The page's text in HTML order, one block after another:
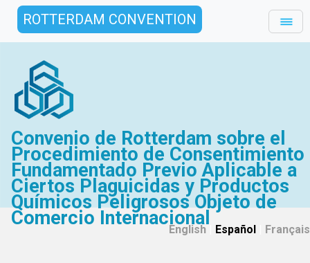
ROTTERDAM CONVENTION
Convenio de Rotterdam sobre el
Procedimiento de Consentimiento
Fundamentado Previo Aplicable a
Ciertos Plaguicidas y Productos
Químicos Peligrosos Objeto de
Comercio Internacional
English Español Français